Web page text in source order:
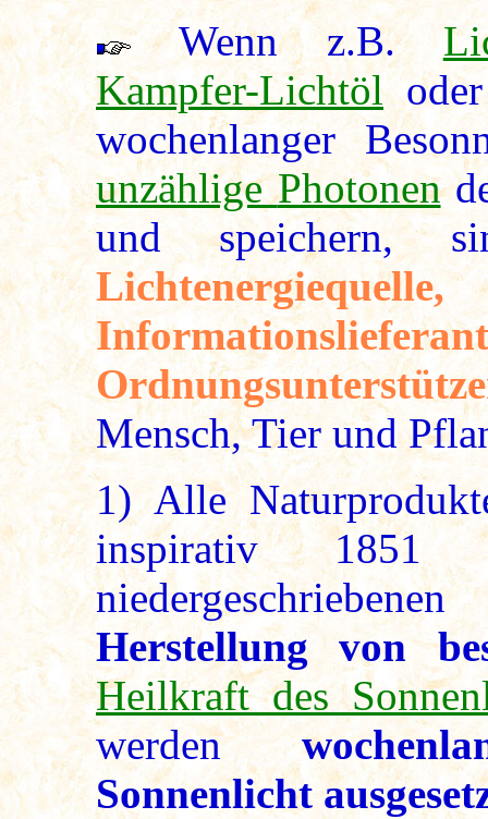
Wenn z.B.
Kampfer-Lichtöl
wochenlanger
unzähligePhotonen
und
Mensch, Tier und
1) Alle
inspirativ
Herstellung von
Heilkraft des
werden
Sonnenlicht